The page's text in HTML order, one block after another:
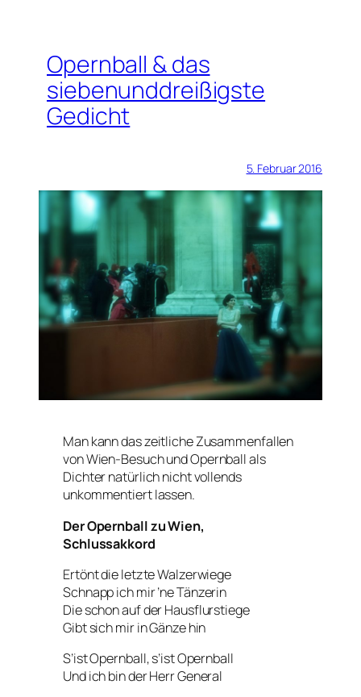
Opernball & das
siebenunddreißigste
Gedicht
5. Februar 2016
Man kann das zeitliche Zusammenfallen
von Wien-Besuch und Opernball als
Dichter natürlich nicht vollends
unkommentiert lassen.
Der Opernball zu Wien,
Schlussakkord
Ertönt die letzte Walzerwiege
Schnapp ich mir ’ne Tänzerin
Die schon auf der Hausflurstiege
Gibt sich mir in Gänze hin
S’ist Opernball, s’ist Opernball
Und ich bin der Herr General